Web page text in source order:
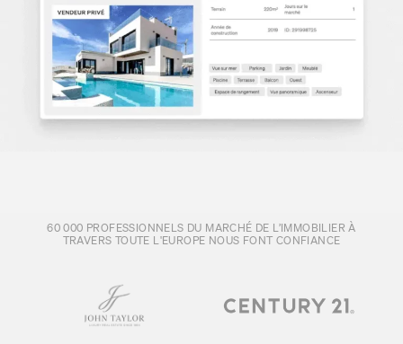
60 000 PROFESSIONNELS DU MARCHÉ DE L’IMMOBILIER À
TRAVERS TOUTE L'EUROPE NOUS FONT CONFIANCE